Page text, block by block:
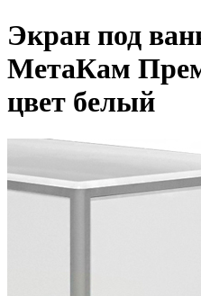
Экран под
МетаКам
цвет белый